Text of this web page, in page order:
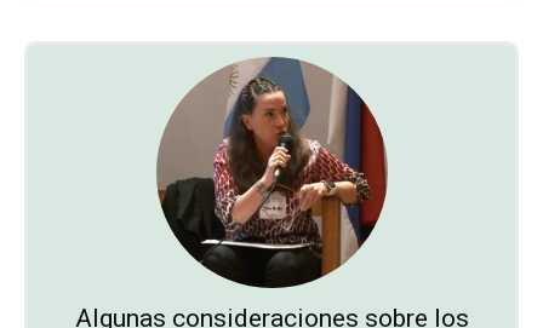
Algunas consideraciones sobre los